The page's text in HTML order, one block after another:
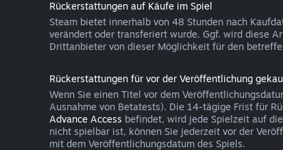
Rückerstattungen auf Käufe im Spiel
Steam bietet innerhalb von 48 Stunden nach
verändert oder transferiert wurde. Ggf. wird diese
Drittanbieter von dieser Möglichkeit für den
Rückerstattungen für vor der Veröffentlichung
Wenn Sie einen Titel vor dem
Ausnahme von Betatests). Die 14-tägige Frist für
Advance Access befindet, wird jede Spielzeit auf
nicht spielbar ist, können Sie jederzeit vor der
mit dem Veröffentlichungsdatum des Spiels.